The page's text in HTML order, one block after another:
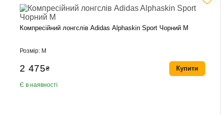
Компресійний лонгслів Adidas Alphaskin Sport Чорний M
Розмір: M
2 475₴
Є в наявності
Купити